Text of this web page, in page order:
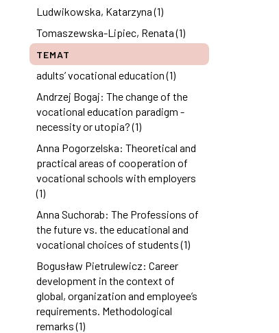
Ludwikowska, Katarzyna (1)
Tomaszewska-Lipiec, Renata (1)
TEMAT
adults’ vocational education (1)
Andrzej Bogaj: The change of the
vocational education paradigm -
necessity or utopia? (1)
Anna Pogorzelska: Theoretical and
practical areas of cooperation of
vocational schools with employers
(1)
Anna Suchorab: The Professions of
the future vs. the educational and
vocational choices of students (1)
Bogusław Pietrulewicz: Career
development in the context of
global, organization and employee’s
requirements. Methodological
remarks (1)